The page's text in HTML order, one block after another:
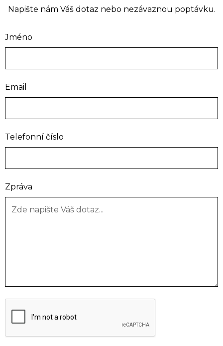
Napište nám Váš dotaz nebo nezávaznou poptávku.
Jméno
Email
Telefonní číslo
Zpráva